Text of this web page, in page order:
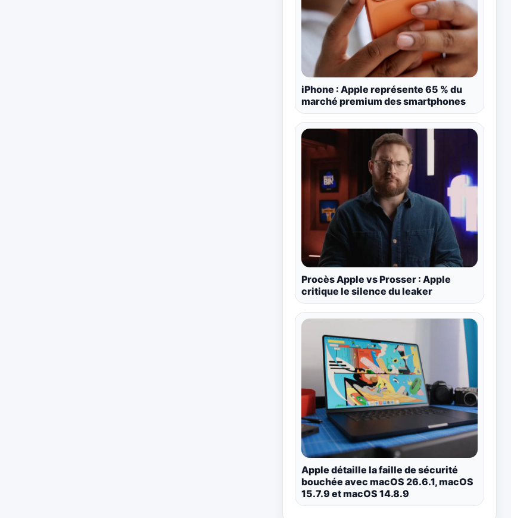
iPhone : Apple représente 65 % du
marché premium des smartphones
Procès Apple vs Prosser : Apple
critique le silence du leaker
Apple détaille la faille de sécurité
bouchée avec macOS 26.6.1, macOS
15.7.9 et macOS 14.8.9